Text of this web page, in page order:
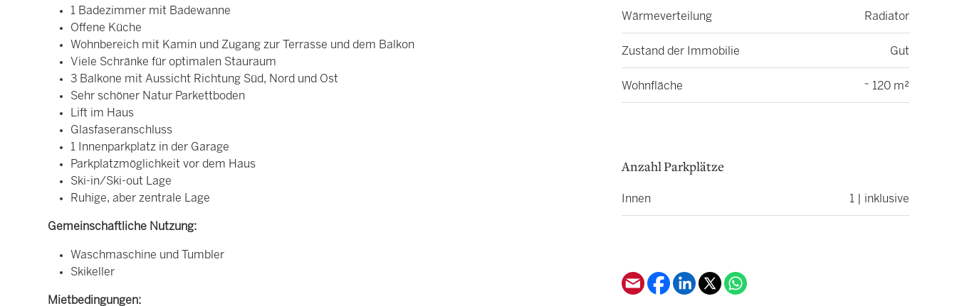
1 Badezimmer mit Badewanne
Offene Küche
Wohnbereich mit Kamin und Zugang zur Terrasse und dem Balkon
Viele Schränke für optimalen Stauraum
3 Balkone mit Aussicht Richtung Süd, Nord und Ost
Sehr schöner Natur Parkettboden
Lift im Haus
Glasfaseranschluss
1 Innenparkplatz in der Garage
Parkplatzmöglichkeit vor dem Haus
Ski-in/Ski-out Lage
Ruhige, aber zentrale Lage
Gemeinschaftliche Nutzung:
Waschmaschine und Tumbler
Skikeller
Mietbedingungen:
Wärmeverteilung Radiator
Zustand der Immobilie Gut
Wohnfläche ~ 120 m²
Anzahl Parkplätze
Innen 1 | inklusive